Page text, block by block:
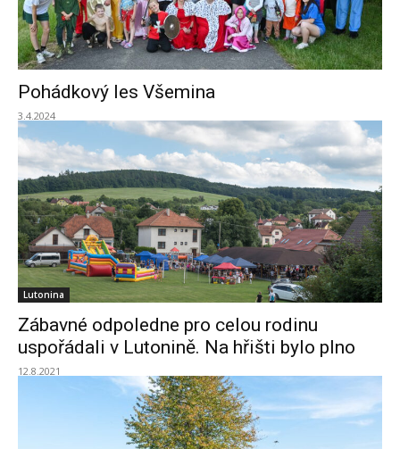
Pohádkový les Všemina
3.4.2024
Lutonina
Zábavné odpoledne pro celou rodinu
uspořádali v Lutonině. Na hřišti bylo plno
12.8.2021